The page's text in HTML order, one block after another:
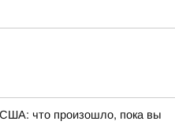
что произошло, пока вы